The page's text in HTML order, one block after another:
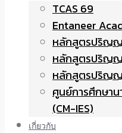
TCAS 69
Entaneer
หลักสูตรปริญ
หลักสูตรปริญญ
หลักสูตรปริญญ
ศูนย์การศึกษา
(CM-IES)
เกี่ยวกับ